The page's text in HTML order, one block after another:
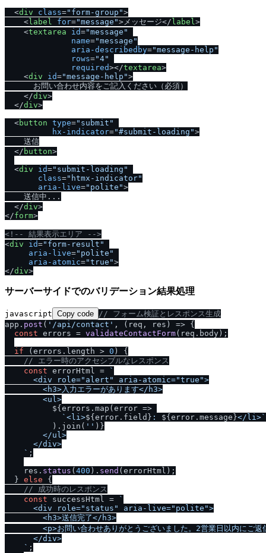
<div class="form-group">
<label for="message">メッセージ</ label>
<textarea id="message"
name="message"
aria-describedby="message-help"
rows="4"
required></textarea>
<div id="message-help">
      お問い合わせ内容をご記入ください（必須）
</div>
</div>
<button type="submit"
hx-indicator="#submit-loading">
    送信
</ button>
<div id="submit-loading"
class="htmx-indicator"
aria-live="polite">
    送信中...
</div>
</form>
<!-- 結果表示エリア -->
<div id="form-result"
aria-live="polite"
aria-atomic="true">
</div>
サーバーサイドでのバリデーション結果処理
javascript Copy code // フォーム検証とレスポンス生成
app. post ( ' /api/contact' , ( req, res ) => {
const errors = validateContactForm(req. body );
if (errors. length > 0 ) {
// エラー時のアクセシブルなレスポンス
const errorHtml =
`
      <div role="alert" aria-atomic="true">
        <h3>入力エラーがあります<
/ h3>
        <ul>
${errors.map(error =>
`<li>${error.field} : ${error.message}</li>`
          ).join(
'' )}
        <
/ul>
      <
/div>
    `
;
    res.
status ( 400 ). send (errorHtml);
  }
else {
// 成功時のレスポンス
const successHtml =
`
      <div role="status" aria-live="polite">
        <h3>送信完了<
/ h3>
<p>お問い合わせありがとうございました。2営業日以内にご返
      <
/div>
    `
;